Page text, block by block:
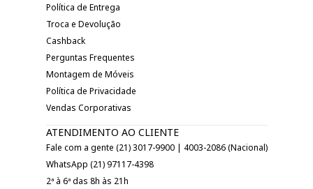
Política de Entrega
Troca e Devolução
Cashback
Perguntas Frequentes
Montagem de Móveis
Política de Privacidade
Vendas Corporativas
ATENDIMENTO AO CLIENTE
Fale com a gente (21) 3017-9900 | 4003-2086 (Nacional)
WhatsApp (21) 97117-4398
2ª à 6ª das 8h às 21h